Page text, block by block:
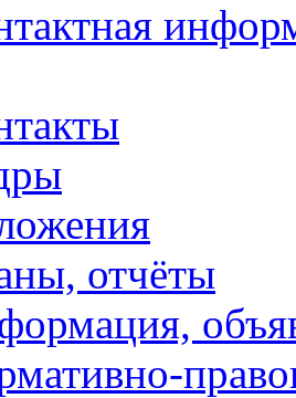
отчёты